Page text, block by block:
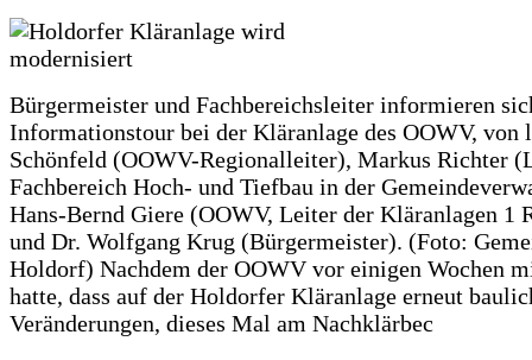
Bürgermeister und Fachbereichsleiter informieren
Informationstour bei der Kläranlage des OOWV, von
Schönfeld (OOWV-Regionalleiter), Markus Richter
Fachbereich Hoch- und Tiefbau in der
Hans-Bernd Giere (OOWV, Leiter der Kläranlagen 1
und Dr. Wolfgang Krug (Bürgermeister). (Foto:
Holdorf) Nachdem der OOWV vor einigen Wochen
hatte, dass auf der Holdorfer Kläranlage erneut
Veränderungen, dieses Mal am Nachklärbec